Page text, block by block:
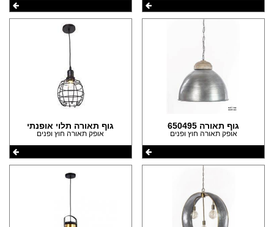
גוף תאורה 650495
אופק תאורה חוץ ופנים
גוף תאורה תלוי אופנתי
אופק תאורה חוץ ופנים